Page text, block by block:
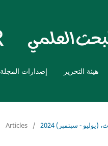
هيئة التحرير إصدارات المجلة
(يوليو - سبتمبر) 2024 /
Articles